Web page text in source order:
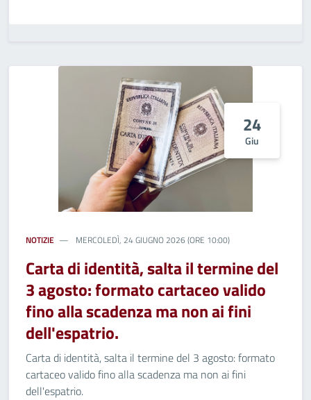
24
Giu
NOTIZIE MERCOLEDÌ, 24 GIUGNO 2026 (ORE 10:00)
Carta di identità, salta il termine del
3 agosto: formato cartaceo valido
fino alla scadenza ma non ai fini
dell'espatrio.
Carta di identità, salta il termine del 3 agosto: formato
cartaceo valido fino alla scadenza ma non ai fini
dell'espatrio.